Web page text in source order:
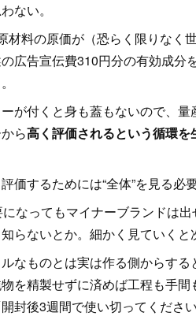
ない。
料の原価が（恐らく限りなく
広告宣伝費310円分の有効成分
が付くと身も蓋もないので、量
ら高く評価されるという循環を
するためには“全体”を見る必要
なってもマイナーブランドは
らないとか。細かく見ていくと
なものとは実は作る側からする
を精製せずに済めば工程も手間
封後3週間で使い切ってくださ